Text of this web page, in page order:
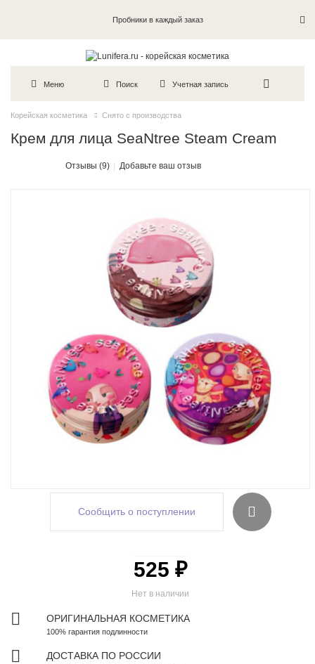
Пробники в каждый заказ
Меню Поиск Учетная запись
Корейская косметика Снято с производства
Крем для лица SeaNtree Steam Cream
Отзывы (9) Добавьте ваш отзыв
Сообщить о поступлении
Нет в наличии
525 ₽
ОРИГИНАЛЬНАЯ КОСМЕТИКА
100% гарантия подлинности
ДОСТАВКА ПО РОССИИ